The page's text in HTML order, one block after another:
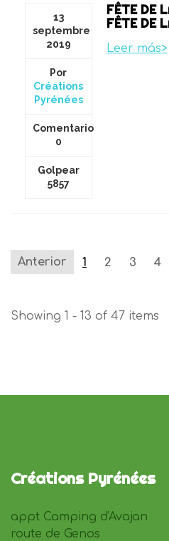
13
septembre
2019
Por
Créations
Pyrénées
Comentario
0
Golpear
5857
FÊTE DE
FÊTE DE
Leer más>
Anterior 1 2 3 4
Showing 1 - 13 of 47 items
Créations Pyrénées
appt Camping d'Avajan
route de Genos